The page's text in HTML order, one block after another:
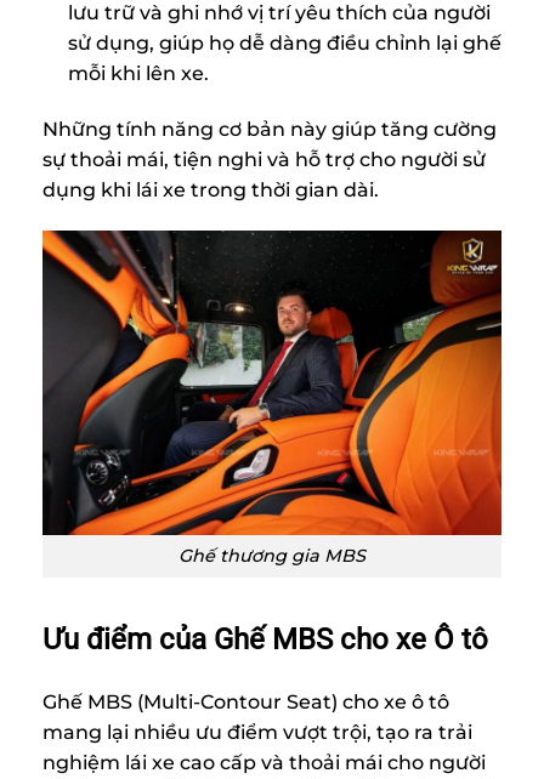
lưu trữ và ghi nhớ vị trí yêu thích của người
sử dụng, giúp họ dễ dàng điều chỉnh lại ghế
mỗi khi lên xe.
Những tính năng cơ bản này giúp tăng cường
sự thoải mái, tiện nghi và hỗ trợ cho người sử
dụng khi lái xe trong thời gian dài.
Ghế thương gia MBS
Ưu điểm của Ghế MBS cho xe Ô tô
Ghế MBS (Multi-Contour Seat) cho xe ô tô
mang lại nhiều ưu điểm vượt trội, tạo ra trải
nghiệm lái xe cao cấp và thoải mái cho người